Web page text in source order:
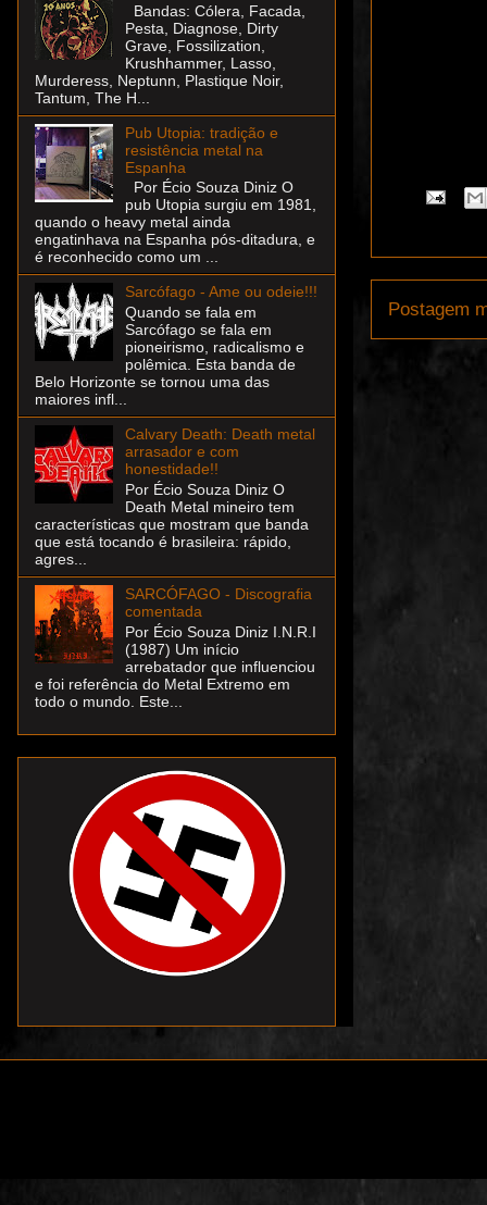
Postagem
Bandas: Cólera, Facada,
Pesta, Diagnose, Dirty
Grave, Fossilization,
Krushhammer, Lasso,
Murderess, Neptunn, Plastique Noir,
Tantum, The H...
Pub Utopia: tradição e
resistência metal na
Espanha
Por Écio Souza Diniz O
pub Utopia surgiu em 1981,
quando o heavy metal ainda
engatinhava na Espanha pós-ditadura, e
é reconhecido como um ...
Sarcófago - Ame ou odeie!!!
Quando se fala em
Sarcófago se fala em
pioneirismo, radicalismo e
polêmica. Esta banda de
Belo Horizonte se tornou uma das
maiores infl...
Calvary Death: Death metal
arrasador e com
honestidade!!
Por Écio Souza Diniz O
Death Metal mineiro tem
características que mostram que banda
que está tocando é brasileira: rápido,
agres...
SARCÓFAGO - Discografia
comentada
Por Écio Souza Diniz I.N.R.I
(1987) Um início
arrebatador que influenciou
e foi referência do Metal Extremo em
todo o mundo. Este...